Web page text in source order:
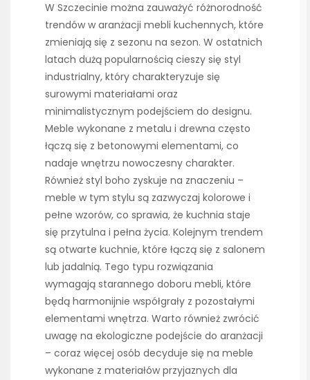
W Szczecinie można zauważyć różnorodność
trendów w aranżacji mebli kuchennych, które
zmieniają się z sezonu na sezon. W ostatnich
latach dużą popularnością cieszy się styl
industrialny, który charakteryzuje się
surowymi materiałami oraz
minimalistycznym podejściem do designu.
Meble wykonane z metalu i drewna często
łączą się z betonowymi elementami, co
nadaje wnętrzu nowoczesny charakter.
Również styl boho zyskuje na znaczeniu –
meble w tym stylu są zazwyczaj kolorowe i
pełne wzorów, co sprawia, że kuchnia staje
się przytulna i pełna życia. Kolejnym trendem
są otwarte kuchnie, które łączą się z salonem
lub jadalnią. Tego typu rozwiązania
wymagają starannego doboru mebli, które
będą harmonijnie współgrały z pozostałymi
elementami wnętrza. Warto również zwrócić
uwagę na ekologiczne podejście do aranżacji
– coraz więcej osób decyduje się na meble
wykonane z materiałów przyjaznych dla